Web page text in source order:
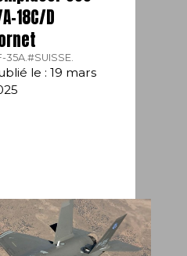
18C/D
35A.#SUISSE.
le : 19 mars